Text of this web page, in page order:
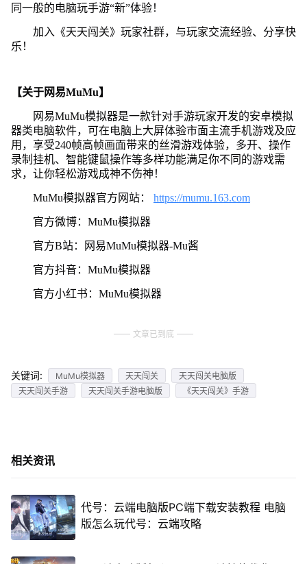
同一般的电脑玩手游“新”体验！
加入《天天闯关》玩家社群，与玩家交流经验、分享快
乐！
【关于网易MuMu】
网易MuMu模拟器是一款针对手游玩家开发的安卓模拟
器类电脑软件，可在电脑上大屏体验市面主流手机游戏及应
用，享受240帧高帧画面带来的丝滑游戏体验，多开、操作
录制挂机、智能键鼠操作等多样功能满足你不同的游戏需
求，让你轻松游戏成神不伤神！
MuMu模拟器官方网站： https://mumu.163.com
官方微博：MuMu模拟器
官方B站：网易MuMu模拟器-Mu酱
官方抖音：MuMu模拟器
官方小红书：MuMu模拟器
文章已到底
关键词: MuMu模拟器 天天闯关
天天闯关电脑版
天天闯关手游
天天闯关手游电脑版 《天天闯关》手游
相关资讯
代号：云端电脑版PC端下载安装教程 电脑
版怎么玩代号：云端攻略